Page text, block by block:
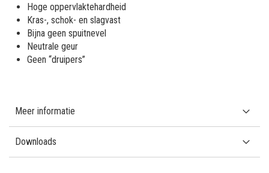
Hoge oppervlaktehardheid
Kras-, schok- en slagvast
Bijna geen spuitnevel
Neutrale geur
Geen “druipers”
Meer informatie
Downloads